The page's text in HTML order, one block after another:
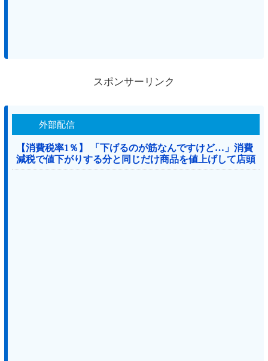
スポンサーリンク
外部配信
【消費税率1％】 「下げるのが筋なんですけど…」消費
減税で値下がりする分と同じだけ商品を値上げして店頭
価格を変えない店も